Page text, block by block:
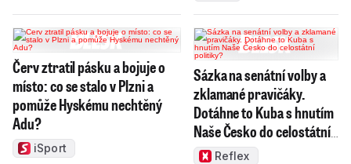
Červ ztratil pásku a bojuje o
místo: co se stalo v Plzni a
pomůže Hyskému nechtěný
Adu?
iSport
Sázka na senátní volby a
zklamané pravičáky.
Dotáhne to Kuba s hnutím
Naše Česko do celostátní
politiky?
Reflex